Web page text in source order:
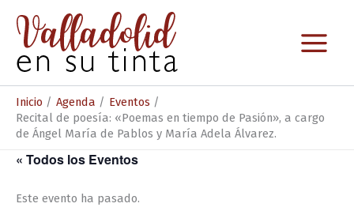
contenido
Inicio Agenda
Eventos
Recital de poesía: «Poemas en tiempo de Pasión», a cargo
de Ángel María de Pablos y María Adela Álvarez.
« Todos los Eventos
Este evento ha pasado.